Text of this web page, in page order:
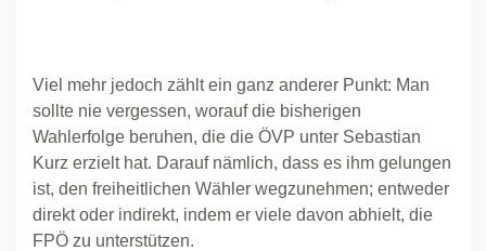
Viel mehr jedoch zählt ein ganz anderer Punkt: Man
sollte nie vergessen, worauf die bisherigen
Wahlerfolge beruhen, die die ÖVP unter Sebastian
Kurz erzielt hat. Darauf nämlich, dass es ihm gelungen
ist, den freiheitlichen Wähler wegzunehmen; entweder
direkt oder indirekt, indem er viele davon abhielt, die
FPÖ zu unterstützen.